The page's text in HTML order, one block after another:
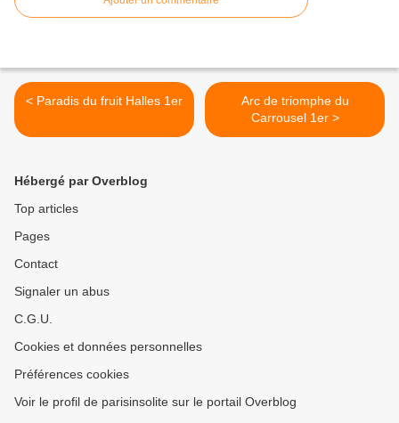
< Paradis du fruit Halles 1er
Arc de triomphe du
Carrousel 1er >
Hébergé par Overblog
Top articles
Pages
Contact
Signaler un abus
C.G.U.
Cookies et données personnelles
Préférences cookies
Voir le profil de parisinsolite sur le portail Overblog